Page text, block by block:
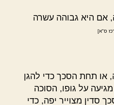
אם היא גבוהה עשרה
ס"א]
או תחת הסכך כדי להגן
על גופו, הסוכה
סדין מצוייר יפה, כדי